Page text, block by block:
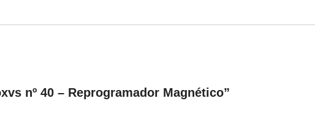
nº 40 – Reprogramador Magnético”